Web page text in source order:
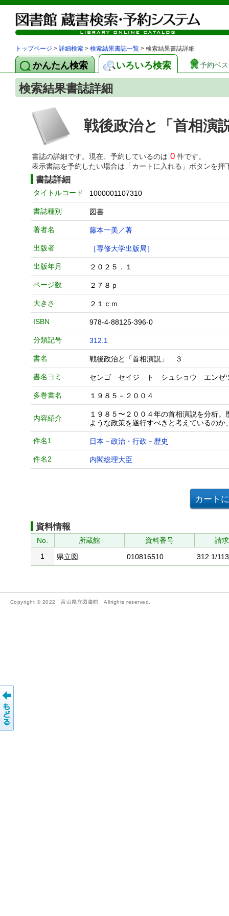
トップページ > 詳細検索 > 検索結果書誌一覧 > 検索結果書誌詳細
かんたん検索 いろいろ検索 予約ベ
検索結果書誌詳細
戦後政治と「首相
書誌の詳細です。現在、予約しているのは 0 件です。
表示書誌を予約したい場合は「カートに入れる」ボタンを押
書誌詳細
タイトルコード 1000001107310
書誌種別 図書
著者名 藤本一美／著
出版者 ［専修大学出版局］
出版年月 ２０２５．１
ページ数 ２７８ｐ
大きさ ２１ｃｍ
ISBN 978-4-88125-396-0
分類記号 312.1
書名 戦後政治と「首相演説」 ３
書名ヨミ センゴ セイジ ト シュショウ エンゼ
多巻書名 １９８５－２００４
内容紹介
１９８５〜２００４年の首相演説を分析
ような政策を遂行すべきと考えているの
件名1 日本－政治・行政－歴史
件名2 内閣総理大臣
資料情報
No. 所蔵館 資料番号
請
1
県立図 010816510 312.1/
Copyright © 2022 富山県立図書館 Allrights reserved.